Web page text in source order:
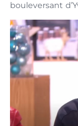
bouleversant